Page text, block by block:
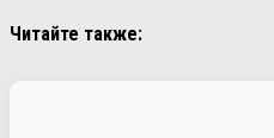
Читайте также: